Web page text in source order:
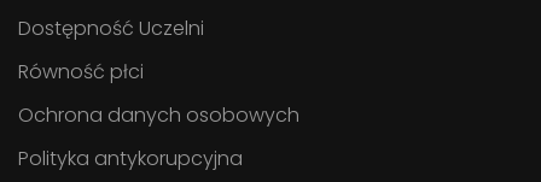
Dostępność Uczelni
Równość płci
Ochrona danych osobowych
Polityka antykorupcyjna